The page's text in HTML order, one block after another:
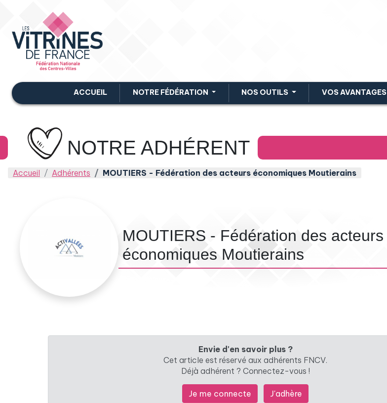
ACCUEIL NOTRE FÉDÉRATION NOS OUTILS VOS AVANTAGES
NOTRE ADHÉRENT
Accueil Adhérents MOUTIERS - Fédération des acteurs économiques Moutierains
MOUTIERS - Fédération des acteurs
économiques Moutierains
Envie d'en savoir plus ?
Cet article est réservé aux adhérents FNCV.
Déjà adhérent ? Connectez-vous !
Je me connecte J'adhère